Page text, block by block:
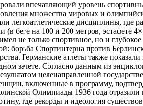
впечатляющий уровень
множества мировых и
дисциплины, где
(в беге на 100 и 200 метров,
не только спортивное, но и
борьба Спортинтерна против
Германские атлеты также
зачете. Согласно данным из
целенаправленной
включенные в программу,
Олимпиады 1936 года отразили
где рекорды и идеология